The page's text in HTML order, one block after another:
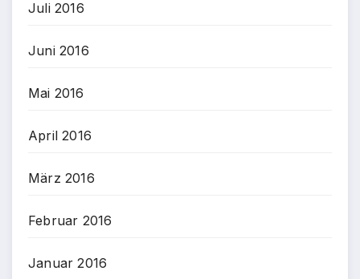
Juli 2016
Juni 2016
Mai 2016
April 2016
März 2016
Februar 2016
Januar 2016